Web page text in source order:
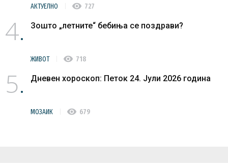
АКТУЕЛНО visibility 727
4 Зошто „летните“ бебиња се поздрави?
ЖИВОТ visibility 718
5 Дневен хороскоп: Петок 24. Јули 2026 година
МОЗАИК visibility 679